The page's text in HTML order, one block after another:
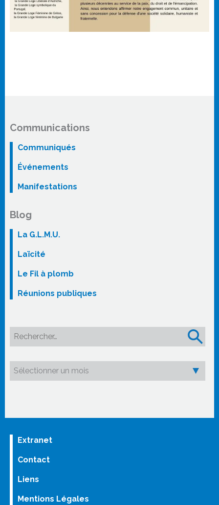
Communications
Communiqués
Événements
Manifestations
Blog
La G.L.M.U.
Laïcité
Le Fil à plomb
Réunions publiques
Rechercher :
Extranet
Contact
Liens
Mentions Légales